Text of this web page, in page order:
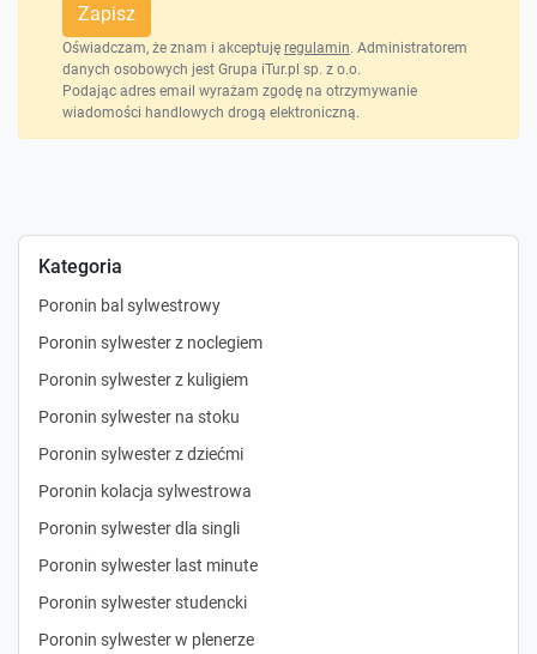
Kategoria
Poronin bal sylwestrowy
Poronin sylwester z noclegiem
Poronin sylwester z kuligiem
Poronin sylwester na stoku
Poronin sylwester z dziećmi
Poronin kolacja sylwestrowa
Poronin sylwester dla singli
Poronin sylwester last minute
Poronin sylwester studencki
Poronin sylwester w plenerze
Zapisz
Oświadczam, że znam i akceptuję regulamin. Administratorem
danych osobowych jest Grupa iTur.pl sp. z o.o.
Podając adres email wyrażam zgodę na otrzymywanie
wiadomości handlowych drogą elektroniczną.